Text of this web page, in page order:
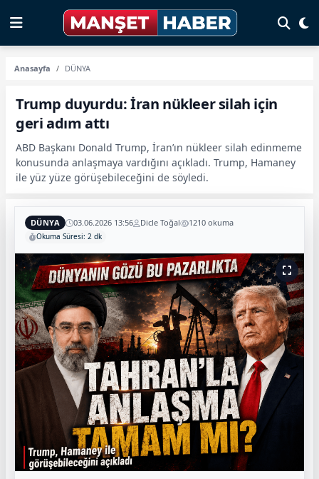
Anasayfa DÜNYA
Trump duyurdu: İran nükleer silah için
geri adım attı
ABD Başkanı Donald Trump, İran’ın nükleer silah edinmeme
konusunda anlaşmaya vardığını açıkladı. Trump, Hamaney
ile yüz yüze görüşebileceğini de söyledi.
DÜNYA 03.06.2026 13:56 Dicle Toğal 1210 okuma
Okuma Süresi: 2 dk